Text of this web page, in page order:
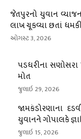
જેતપુરનો યુવાન
લાખ ચૂકવ્યા છતાં
ઓગસ્ટ 3, 2026
પડધરીના સણોસરા
મોત
જુલાઇ 29, 2026
જામકંડોરણાના
યુવાનને ગોપાલકે
જુલાઇ 15, 2026